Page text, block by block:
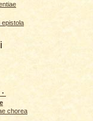
epistola
chorea